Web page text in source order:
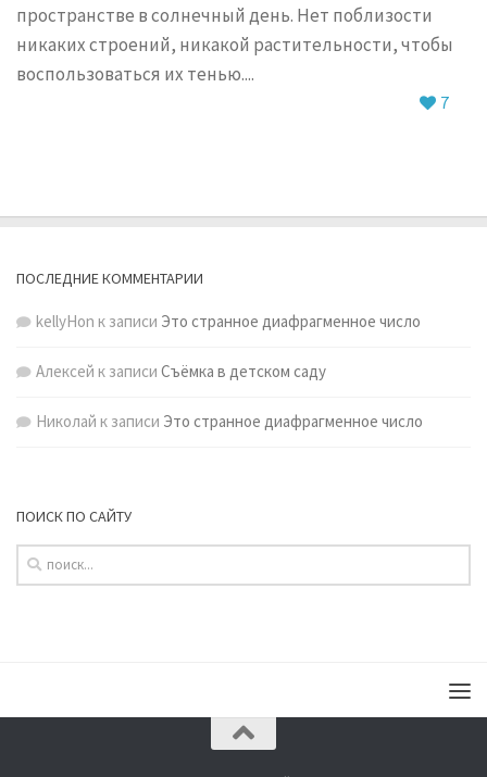
пространстве в солнечный день. Нет поблизости
никаких строений, никакой растительности, чтобы
воспользоваться их тенью....
7
ПОСЛЕДНИЕ КОММЕНТАРИИ
kellyHon к записи Это странное диафрагменное число
Алексей к записи Съёмка в детском саду
Николай к записи Это странное диафрагменное число
ПОИСК ПО САЙТУ